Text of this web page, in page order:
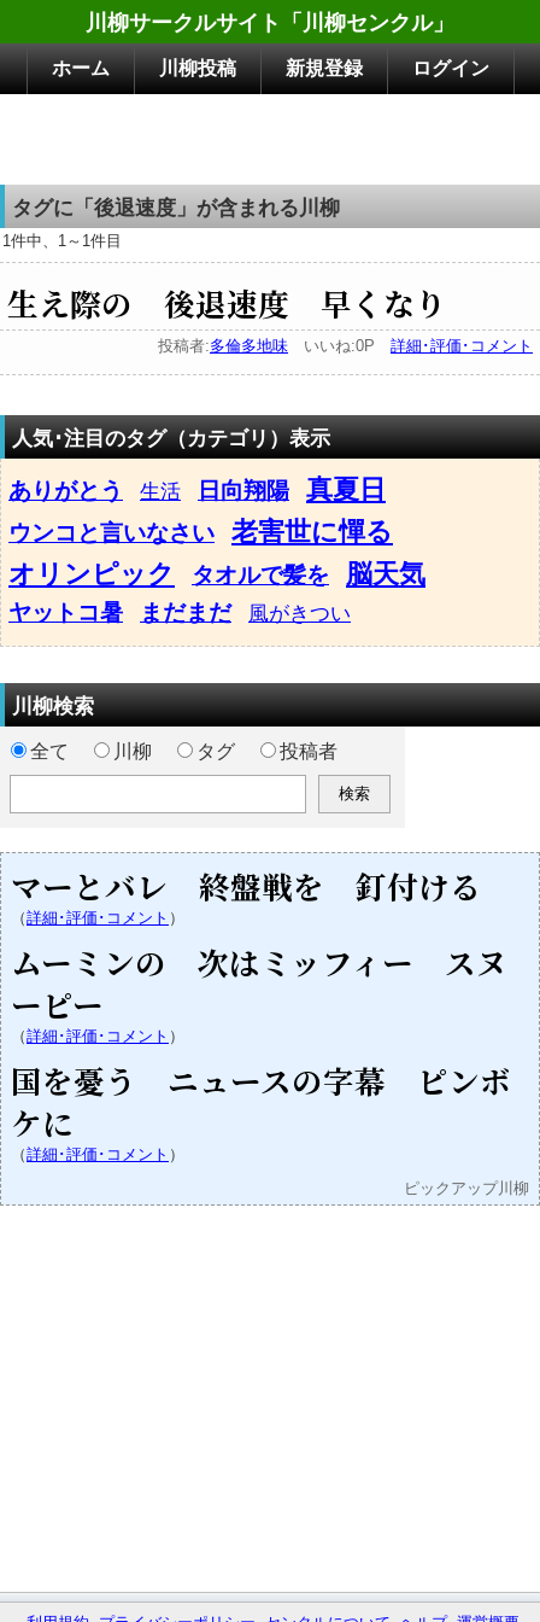
川柳サークルサイト「川柳センクル」
ホーム 川柳投稿 新規登録 ログイン
タグに「後退速度」が含まれる川柳
1件中、1～1件目
生え際の 後退速度 早くなり
投稿者:多倫多地味 いいね:0P 詳細･評価･コメント
人気･注目のタグ（カテゴリ）表示
ありがとう 生活 日向翔陽 真夏日
ウンコと言いなさい
老害世に憚る
オリンピック
タオルで髪を 脳天気
ヤットコ暑 まだまだ 風がきつい
川柳検索
全て 川柳 タグ 投稿者
マーとバレ 終盤戦を 釘付ける
（詳細･評価･コメント ）
ムーミンの 次はミッフィー スヌ
ーピー
（詳細･評価･コメント ）
国を憂う ニュースの字幕 ピンボ
ケに
（詳細･評価･コメント ）
ピックアップ川柳